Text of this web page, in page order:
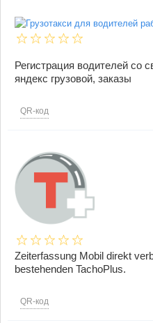
Регистрация водителей со
яндекс грузовой, заказы
QR-код
Zeiterfassung Mobil direkt
bestehenden TachoPlus.
QR-код